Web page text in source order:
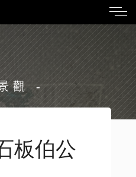
觀 -
板伯公